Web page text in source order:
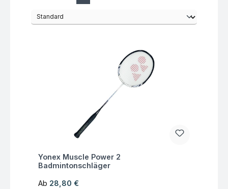
Fragen zum Artikel
Yonex Muscle Power 2
Badmintonschläger
Regulärer Preis:
Ab 28,80 €